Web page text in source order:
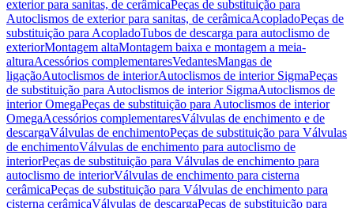
exterior para sanitas, de cerâmicaPeças de substituição para
Autoclismos de exterior para sanitas, de cerâmicaAcopladoPeças de
substituição para AcopladoTubos de descarga para autoclismo de
exteriorMontagem altaMontagem baixa e montagem a meia-
alturaAcessórios complementaresVedantesMangas de
ligaçãoAutoclismos de interiorAutoclismos de interior SigmaPeças
de substituição para Autoclismos de interior SigmaAutoclismos de
interior OmegaPeças de substituição para Autoclismos de interior
OmegaAcessórios complementaresVálvulas de enchimento e de
descargaVálvulas de enchimentoPeças de substituição para Válvulas
de enchimentoVálvulas de enchimento para autoclismo de
interiorPeças de substituição para Válvulas de enchimento para
autoclismo de interiorVálvulas de enchimento para cisterna
cerâmicaPeças de substituição para Válvulas de enchimento para
cisterna cerâmicaVálvulas de descargaPeças de substituição para